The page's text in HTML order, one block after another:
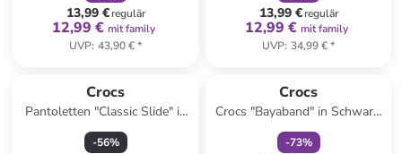
13,99 €regulär
12,99 € mit family
UVP: 43,90 €*
13,99 €regulär
12,99 € mit family
UVP: 34,99 €*
Crocs
Pantoletten "Classic Slide" in
Dunkelblau
-56%
Crocs
Crocs "Bayaband" in Schwarz/
Hellblau
-73%